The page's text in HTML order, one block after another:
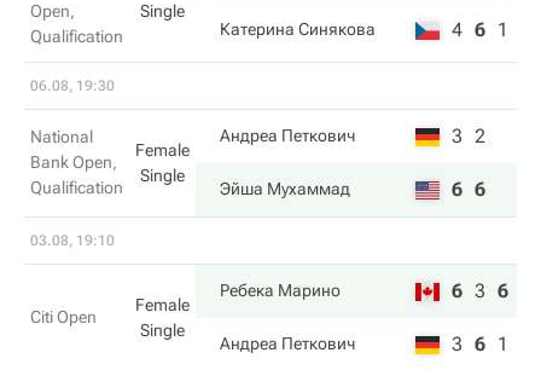
Open,
Qualification
Single
Катерина Синякова 4 6 1
06.08, 19:30
National
Bank Open,
Qualification
Female
Single
Андреа Петкович 3 2
Эйша Мухаммад 6 6
03.08, 19:10
Citi Open
Female
Single
Ребека Марино 6 3 6
Андреа Петкович 3 6 1